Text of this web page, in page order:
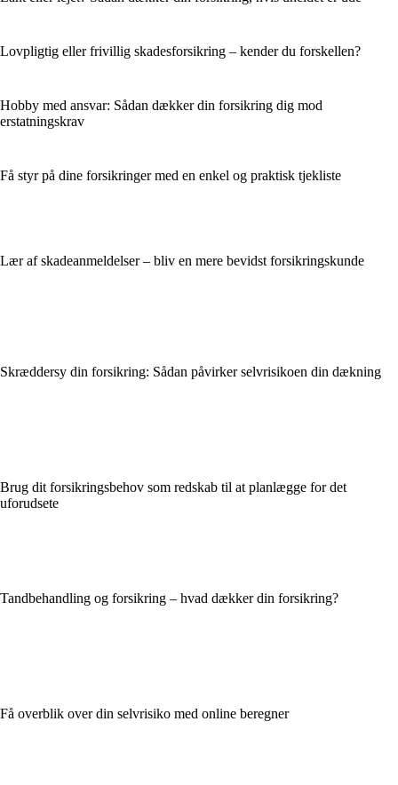
Lovpligtig eller frivillig skadesforsikring – kender du forskellen?
Hobby med ansvar: Sådan dækker din forsikring dig mod
erstatningskrav
Få styr på dine forsikringer med en enkel og praktisk tjekliste
Lær af skadeanmeldelser – bliv en mere bevidst forsikringskunde
Skræddersy din forsikring: Sådan påvirker selvrisikoen din dækning
Brug dit forsikringsbehov som redskab til at planlægge for det
uforudsete
Tandbehandling og forsikring – hvad dækker din forsikring?
Få overblik over din selvrisiko med online beregner